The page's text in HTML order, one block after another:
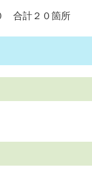
合計２０箇所